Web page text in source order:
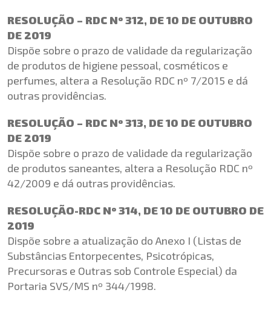
RESOLUÇÃO – RDC Nº 312, DE 10 DE OUTUBRO
DE 2019
Dispõe sobre o prazo de validade da regularização
de produtos de higiene pessoal, cosméticos e
perfumes, altera a Resolução RDC nº 7/2015 e dá
outras providências.
RESOLUÇÃO – RDC Nº 313, DE 10 DE OUTUBRO
DE 2019
Dispõe sobre o prazo de validade da regularização
de produtos saneantes, altera a Resolução RDC nº
42/2009 e dá outras providências.
RESOLUÇÃO-RDC Nº 314, DE 10 DE OUTUBRO DE
2019
Dispõe sobre a atualização do Anexo I (Listas de
Substâncias Entorpecentes, Psicotrópicas,
Precursoras e Outras sob Controle Especial) da
Portaria SVS/MS nº 344/1998.